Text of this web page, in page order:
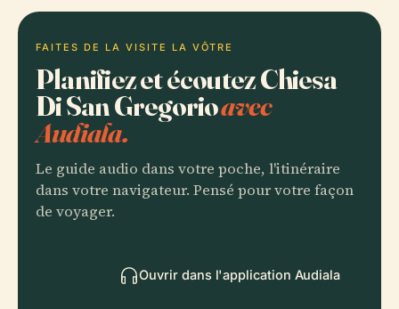
FAITES DE LA VISITE LA VÔTRE
Planifiez et écoutez Chiesa
Di San Gregorioavec
Audiala.
Le guide audio dans votre poche, l'itinéraire
dans votre navigateur. Pensé pour votre façon
de voyager.
Ouvrir dans l'application Audiala